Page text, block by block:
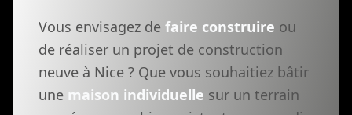
Vous envisagez de faire construire ou
de réaliser un projet de construction
neuve à Nice ? Que vous souhaitiez bâtir
une maison individuelle sur un terrain